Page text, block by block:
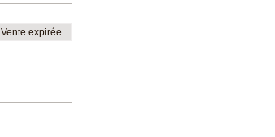
Vente expirée